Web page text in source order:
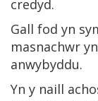
credyd.
Gall fod yn
masnachwr
anwybyddu.
Yn y naill